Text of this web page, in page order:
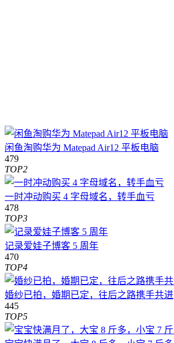
闲鱼淘购华为 Matepad Air12 平板电脑
479
TOP2
一时冲动购买 4 字母域名，转手血亏
478
TOP3
记录爱娃子博客 5 周年
470
TOP4
婚纱已拍，婚期已定，往后之路携手共进
445
TOP5